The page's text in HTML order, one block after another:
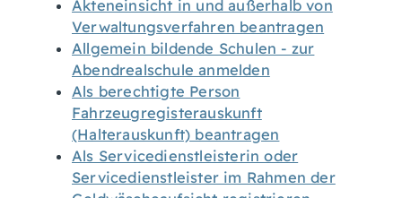
Akteneinsicht in und außerhalb von
Verwaltungsverfahren beantragen
Allgemein bildende Schulen - zur
Abendrealschule anmelden
Als berechtigte Person
Fahrzeugregisterauskunft
(Halterauskunft) beantragen
Als Servicedienstleisterin oder
Servicedienstleister im Rahmen der